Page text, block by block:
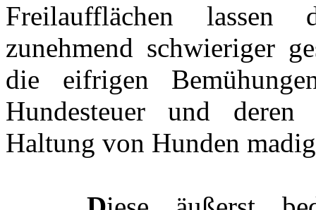
Freilaufflächen lassen
zunehmend schwieriger
die eifrigen
Hundesteuer und
Haltung von Hunden